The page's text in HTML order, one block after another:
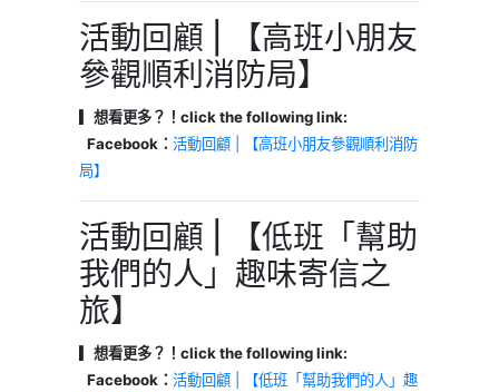
活動回顧 | 【高班小朋友
參觀順利消防局】
▎想看更多？！click the following link:
Facebook： 活動回顧 | 【高班小朋友參觀順利消防
局】
活動回顧 | 【低班「幫助
我們的人」趣味寄信之
旅】
▎想看更多？！click the following link:
Facebook： 活動回顧 | 【低班「幫助我們的人」趣